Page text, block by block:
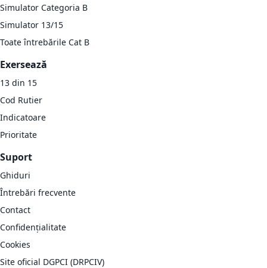
Simulator Categoria B
Simulator 13/15
Toate întrebările Cat B
Exersează
13 din 15
Cod Rutier
Indicatoare
Prioritate
Suport
Ghiduri
Întrebări frecvente
Contact
Confidențialitate
Cookies
Site oficial DGPCI (DRPCIV)